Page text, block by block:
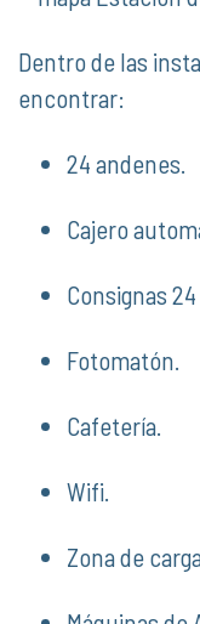
Dentro de las
encontrar:
24 andenes.
Cajero
Consignas 24
Fotomatón.
Cafetería.
Wifi.
Zona de